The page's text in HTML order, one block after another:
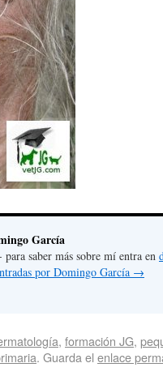
García
saber más sobre mí entra en
por Domingo García →
, formación JG,
. Guarda el enlace